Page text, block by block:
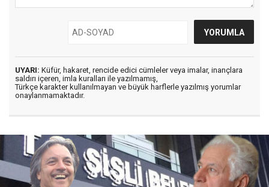
UYARI: Küfür, hakaret, rencide edici cümleler veya imalar, inançlara
saldırı içeren, imla kuralları ile yazılmamış,
Türkçe karakter kullanılmayan ve büyük harflerle yazılmış yorumlar
onaylanmamaktadır.